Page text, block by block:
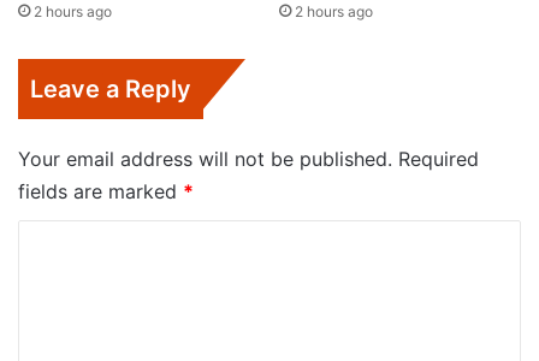
2 hours ago 2 hours ago
Leave a Reply
Your email address will not be published. Required
fields are marked *